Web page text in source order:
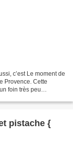
c’est Le moment de
Provence. Cette
foin très peu
pistache {